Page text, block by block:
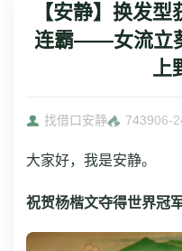
【安静】换发
连霸——女流立
上
找借口安静 743906-
大家好，我是安静。
祝贺杨楷文夺得世界冠军